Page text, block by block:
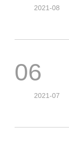
2021-08
06
2021-07